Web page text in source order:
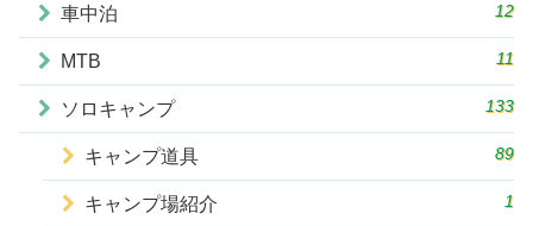
車中泊 12
MTB 11
ソロキャンプ 133
キャンプ道具 89
キャンプ場紹介 1